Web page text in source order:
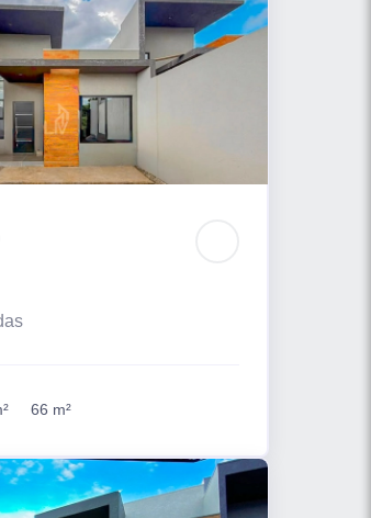
66 m²